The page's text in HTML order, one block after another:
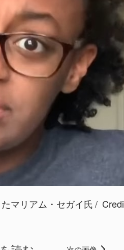
マリアム・セガイ氏